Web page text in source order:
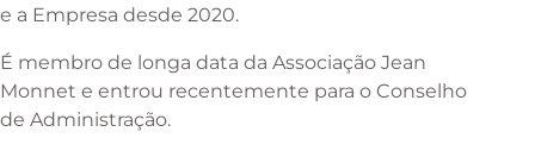
e a Empresa desde 2020.
É membro de longa data da Associação Jean
Monnet e entrou recentemente para o Conselho
de Administração.